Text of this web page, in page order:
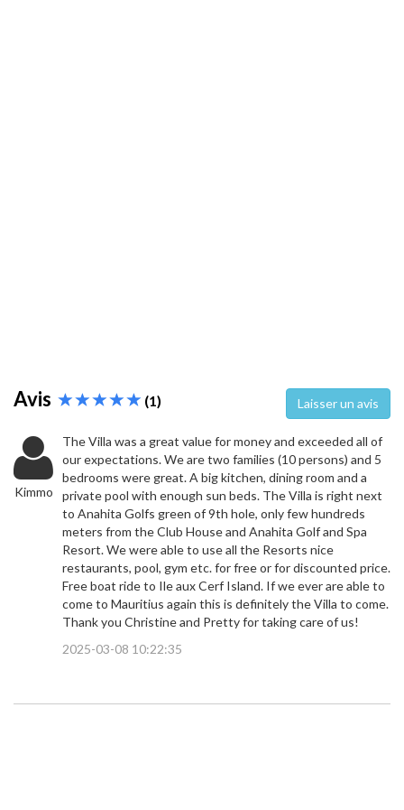
Avis (1) Laisser un avis
Kimmo
The Villa was a great value for money and exceeded all of
our expectations. We are two families (10 persons) and 5
bedrooms were great. A big kitchen, dining room and a
private pool with enough sun beds. The Villa is right next
to Anahita Golfs green of 9th hole, only few hundreds
meters from the Club House and Anahita Golf and Spa
Resort. We were able to use all the Resorts nice
restaurants, pool, gym etc. for free or for discounted price.
Free boat ride to Ile aux Cerf Island. If we ever are able to
come to Mauritius again this is definitely the Villa to come.
Thank you Christine and Pretty for taking care of us!
2025-03-08 10:22:35